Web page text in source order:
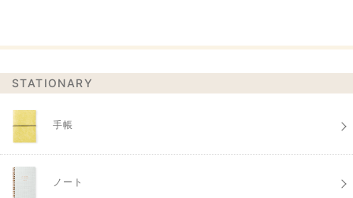
STATIONARY
手帳
ノート